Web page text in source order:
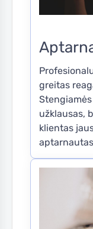
greitas
užklausas,
klientas